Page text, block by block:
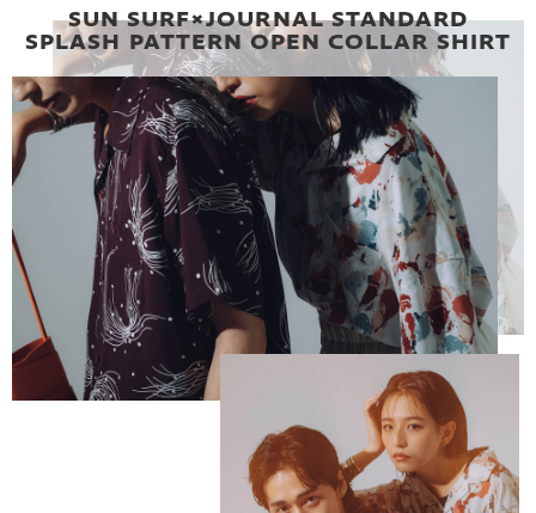
SUN SURF×JOURNAL STANDARD
SPLASH PATTERN OPEN COLLAR SHIRT